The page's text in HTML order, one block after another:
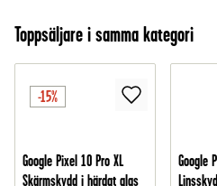
Toppsäljare i samma kategori
-15%
Google Pixel 10 Pro XL
Skärmskydd i härdat glas
Google